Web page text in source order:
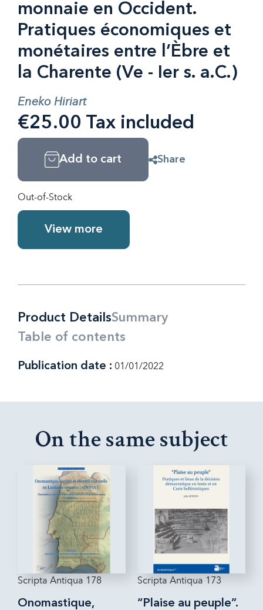
monnaie en Occident.
Pratiques économiques et
monétaires entre l’Èbre et
la Charente (Ve - Ier s. a.C.)
Eneko Hiriart
€25.00 Tax included
Add to cart Share
Out-of-Stock
View more
Product DetailsSummary
Table of contents
Publication date : 01/01/2022
On the same subject
Scripta Antiqua 178
Onomastique,
Scripta Antiqua 173
“Plaise au peuple”.